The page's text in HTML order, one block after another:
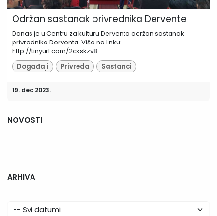
Održan sastanak privrednika Dervente
Danas je u Centru za kulturu Derventa održan sastanak
privrednika Derventa. Više na linku:
http://tinyurl.com/2ckskzv8...
Događaji
Privreda Sastanci
19. dec 2023.
NOVOSTI
ARHIVA